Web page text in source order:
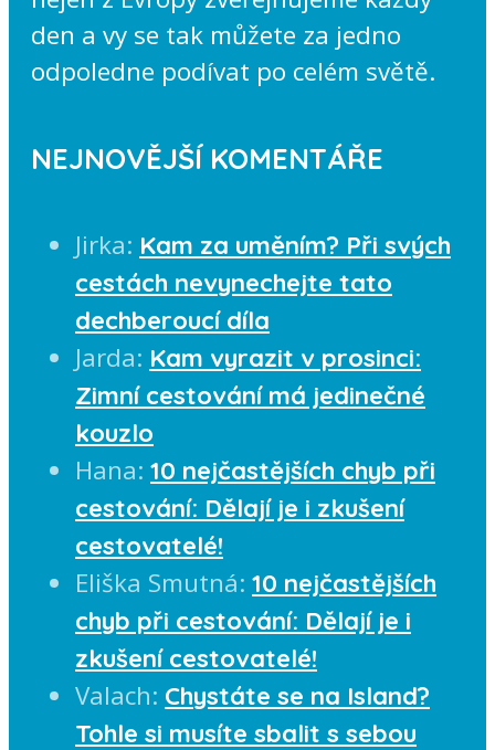
den a vy se tak můžete za jedno
odpoledne podívat po celém světě.
NEJNOVĚJŠÍ KOMENTÁŘE
Jirka: Kam za uměním? Při svých
cestách nevynechejte tato
dechberoucí díla
Jarda: Kam vyrazit v prosinci:
Zimní cestování má jedinečné
kouzlo
Hana: 10 nejčastějších chyb při
cestování: Dělají je i zkušení
cestovatelé!
Eliška Smutná: 10 nejčastějších
chyb při cestování: Dělají je i
zkušení cestovatelé!
Valach: Chystáte se na Island?
Tohle si musíte sbalit s sebou